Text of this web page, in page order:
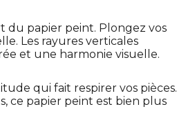
du papier peint. Plongez vos
Les rayures verticales
et une harmonie visuelle.
qui fait respirer vos pièces.
ce papier peint est bien plus